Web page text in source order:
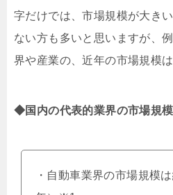
字だけでは、市場規模が大き
ない方も多いと思いますが、
界や産業の、近年の市場規模
◆国内の代表的業界の市場規
・自動車業界の市場規模は